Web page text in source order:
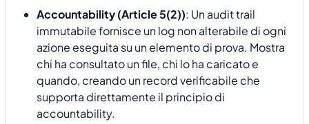
Accountability (Article 5(2)): Un audit trail
immutabile fornisce un log non alterabile di ogni
azione eseguita su un elemento di prova. Mostra
chi ha consultato un file, chi lo ha caricato e
quando, creando un record verificabile che
supporta direttamente il principio di
accountability.